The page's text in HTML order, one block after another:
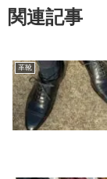
関連記事
革靴